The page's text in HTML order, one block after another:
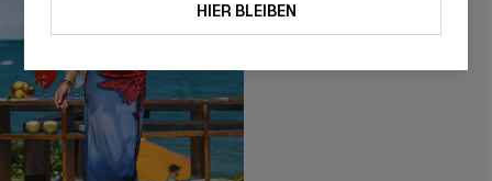
HIER BLEIBEN